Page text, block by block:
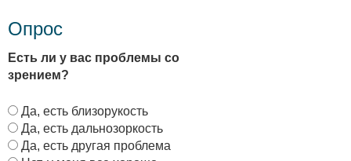
Опрос
Есть ли у вас проблемы со
зрением?
В
а
р
Да, есть близорукость
Да, есть дальнозоркость
Да, есть другая проблема